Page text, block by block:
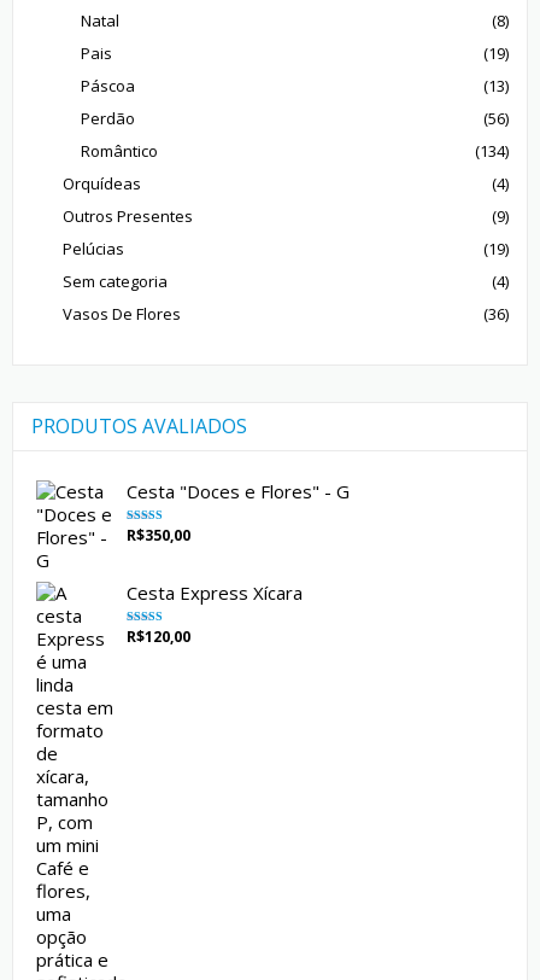
Natal
(8)
Pais
(19)
Páscoa
(13)
Perdão
(56)
Romântico
(134)
Orquídeas
(4)
Outros Presentes
(9)
Pelúcias
(19)
Sem categoria
(4)
Vasos De Flores
(36)
PRODUTOS AVALIADOS
Cesta "Doces e Flores" - G
Avaliação
5.00de 5
R$350,00
Cesta Express Xícara
Avaliação
5.00 de 5
R$120,00